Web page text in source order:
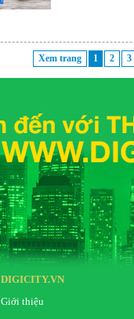
Xem trang 1 2 3
DIGICITY.VN
Giới thiệu